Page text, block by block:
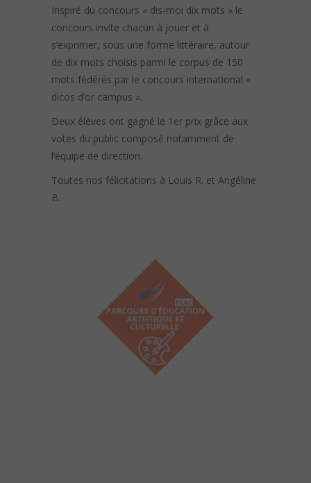
Inspiré du concours « dis-moi dix mots » le
concours invite chacun à jouer et à
s’exprimer, sous une forme littéraire, autour
de dix mots choisis parmi le corpus de 150
mots fédérés par le concours international «
dicos d’or campus ».
Deux élèves ont gagné le 1er prix grâce aux
votes du public composé notamment de
l’équipe de direction.
Toutes nos félicitations à Louis R. et Angéline
B.